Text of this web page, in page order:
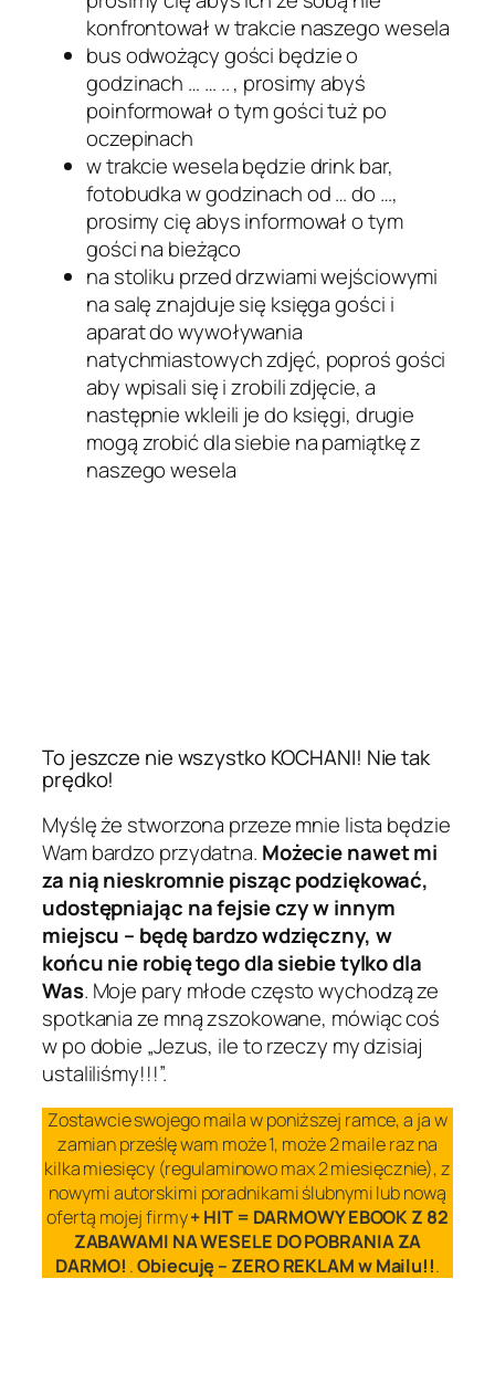
konfrontował w trakcie naszego wesela
bus odwożący gości będzie o
godzinach … … .. , prosimy abyś
poinformował o tym gości tuż po
oczepinach
w trakcie wesela będzie drink bar,
fotobudka w godzinach od … do …,
prosimy cię abys informował o tym
gości na bieżąco
na stoliku przed drzwiami wejściowymi
na salę znajduje się księga gości i
aparat do wywoływania
natychmiastowych zdjęć, poproś gości
aby wpisali się i zrobili zdjęcie, a
następnie wkleili je do księgi, drugie
mogą zrobić dla siebie na pamiątkę z
naszego wesela
To jeszcze nie wszystko KOCHANI! Nie tak
prędko!
Myślę że stworzona przeze mnie lista będzie
Wam bardzo przydatna. Możecie nawet mi
za nią nieskromnie pisząc podziękować,
udostępniając na fejsie czy w innym
miejscu – będę bardzo wdzięczny, w
końcu nie robię tego dla siebie tylko dla
Was. Moje pary młode często wychodzą ze
spotkania ze mną zszokowane, mówiąc coś
w po dobie „Jezus, ile to rzeczy my dzisiaj
ustaliliśmy!!!”.
Zostawcie swojego maila w poniższej ramce, a ja w
zamian prześlę wam może 1, może 2 maile raz na
kilka miesięcy (regulaminowo max 2 miesięcznie), z
nowymi autorskimi poradnikami ślubnymi lub nową
ofertą mojej firmy+ HIT = DARMOWY EBOOK Z 82
ZABAWAMI NA WESELE DO POBRANIA ZA
DARMO! .Obiecuję – ZERO REKLAM w Mailu!!.